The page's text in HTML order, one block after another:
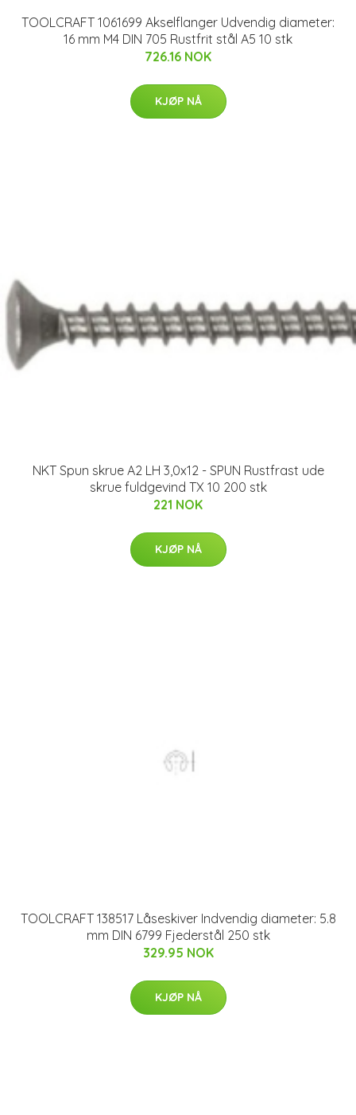
TOOLCRAFT 1061699 Akselflanger Udvendig diameter:
16 mm M4 DIN 705 Rustfrit stål A5 10 stk
726.16 NOK
KJØP NÅ
NKT Spun skrue A2 LH 3,0x12 - SPUN Rustfrast ude
skrue fuldgevind TX 10 200 stk
221 NOK
KJØP NÅ
TOOLCRAFT 138517 Låseskiver Indvendig diameter: 5.8
mm DIN 6799 Fjederstål 250 stk
329.95 NOK
KJØP NÅ